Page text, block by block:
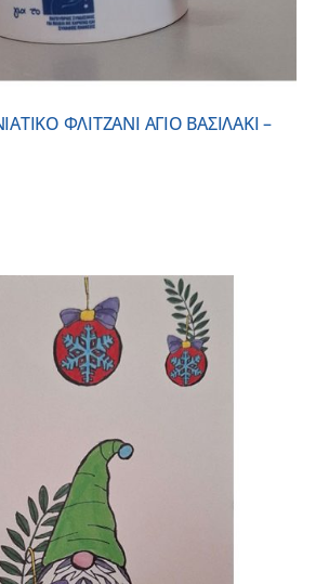
ΦΛΙΤΖΑΝΙ ΑΓΙΟ ΒΑΣΙΛΑΚΙ –